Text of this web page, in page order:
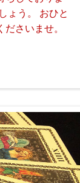
ょう。 おひと
ださいませ。